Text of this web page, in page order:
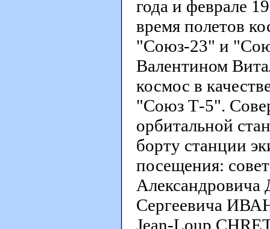
года и феврале
время полетов
"Союз-23" и
Валентином
космос в
"Союз Т-5".
орбитальной
борту станции
посещения:
Сергеевича
Jean-Loup